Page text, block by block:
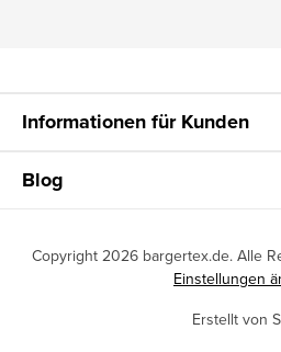
Informationen für Kunden
Blog
Erstellt von
Copyright 2026 bargertex.de. Alle
Einstellungen